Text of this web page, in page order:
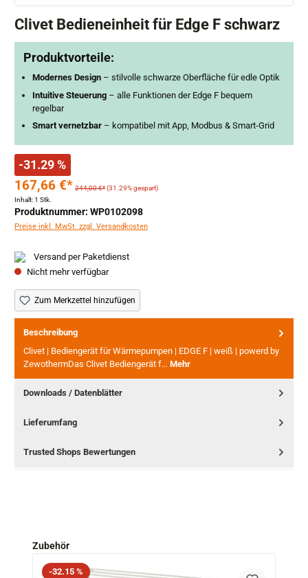
Clivet Bedieneinheit für Edge F schwarz
Produktvorteile:
Modernes Design– stilvolle schwarze Oberfläche für edle Optik
Intuitive Steuerung– alle Funktionen der Edge F bequem
regelbar
Smart vernetzbar– kompatibel mit App, Modbus & Smart-Grid
-31.29 %
167,66 €* 244,00 €*(31.29% gespart)
Inhalt:1 Stk.
Produktnummer: WP0102098
Preise inkl. MwSt. zzgl. Versandkosten
Versand per Paketdienst
Nicht mehr verfügbar
Zum Merkzettel hinzufügen
Beschreibung
Clivet | Bediengerät für Wärmepumpen | EDGE F | weiß | powerd by
ZewothermDas Clivet Bediengerät f… Mehr
Downloads / Datenblätter
Lieferumfang
Trusted Shops Bewertungen
Produktgalerie überspringen
Zubehör
Rabatt
-32.15 %